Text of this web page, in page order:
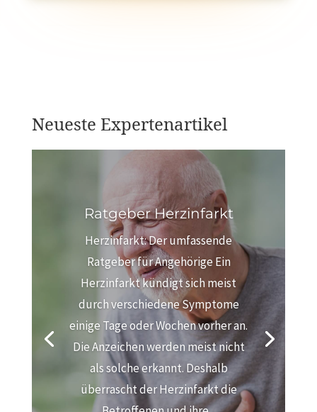
Neueste Expertenartikel
Ratgeber Herzinfarkt
Herzinfarkt: Der umfassende
Ratgeber für Angehörige Ein
Herzinfarkt kündigt sich meist
durch verschiedene Symptome
einige Tage oder Wochen vorher an.
Die Anzeichen werden meist nicht
als solche erkannt. Deshalb
überrascht der Herzinfarkt die